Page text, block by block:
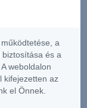
ez
akkuval a
a
és a
weboldalon
kifejezetten az
el Önnek.